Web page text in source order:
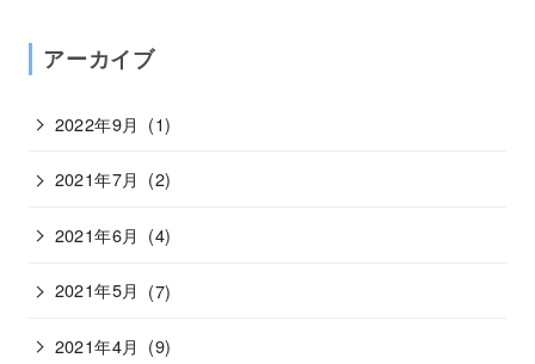
アーカイブ
2022年9月 (1)
2021年7月 (2)
2021年6月 (4)
2021年5月 (7)
2021年4月 (9)